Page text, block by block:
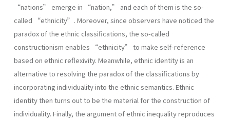
“nations” emerge in “nation,” and each of them is the so-
called “ethnicity”. Moreover, since observers have noticed the
paradox of the ethnic classifications, the so-called
constructionism enables “ethnicity” to make self-reference
based on ethnic reflexivity. Meanwhile, ethnic identity is an
alternative to resolving the paradox of the classifications by
incorporating individuality into the ethnic semantics. Ethnic
identity then turns out to be the material for the construction of
individuality. Finally, the argument of ethnic inequality reproduces